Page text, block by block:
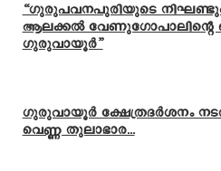
“ഗുരുപവനപുരിയുടെ
ആലക്കൽ വേണുഗോപാലിന്റെ
ഗുരുവായൂർ”
ഗുരുവായൂർ ക്ഷേത്രദർശനം
വെണ്ണ തുലാഭാര...